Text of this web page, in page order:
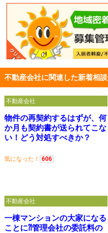
不動産会社に関連した新着相談
物件の再契約するはずが、何
か月も契約書が送られてこな
い！どう対処すべきか？
気になった！ 606
不動産会社
一棟マンションの大家になる
ことに⁈管理会社の委託料の
不動産会社